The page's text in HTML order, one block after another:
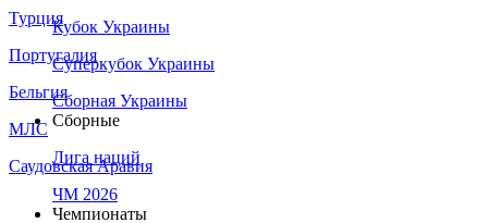
Турция
Португалия
Бельгия
МЛС
Саудовская Аравия
Кубок Украины
Суперкубок Украины
Сборная Украины
Сборные
Лига наций
ЧМ 2026
Чемпионаты